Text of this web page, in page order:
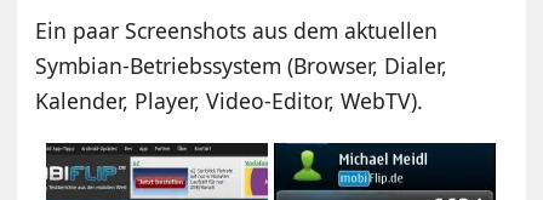
Ein paar Screenshots aus dem aktuellen
Symbian-Betriebssystem (Browser, Dialer,
Kalender, Player, Video-Editor, WebTV).